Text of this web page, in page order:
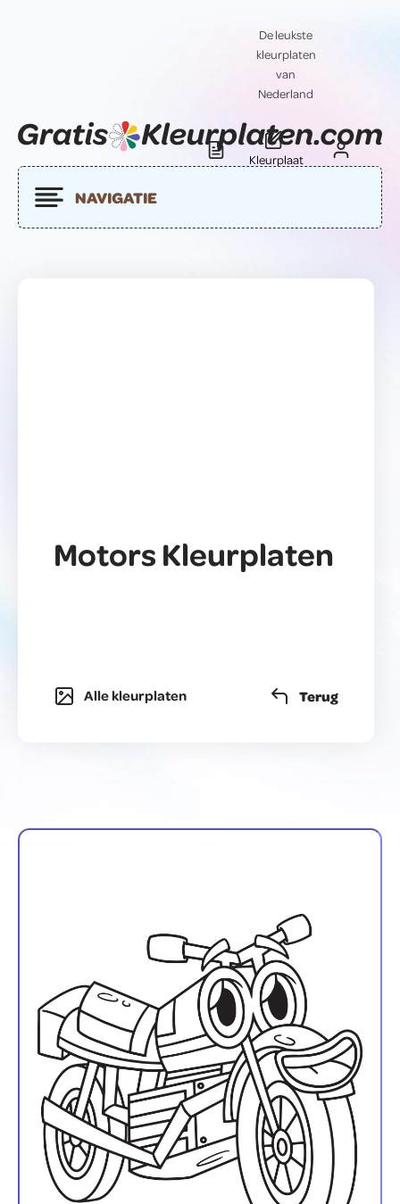
De leukste
kleurplaten
van
Nederland
Blog
Kleurplaat
Contact
NAVIGATIE
MotorsKleurplaten
Terug
Alle kleurplaten